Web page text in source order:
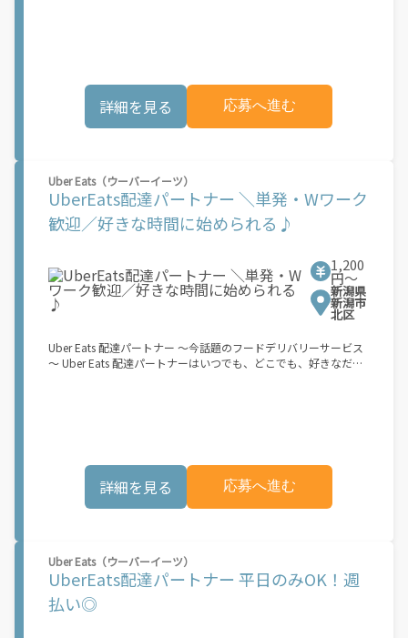
くても問題ありません！ ★自分の自転車・原付バイク(125cc以
下)・軽貨物車両でOK！ ★私服でOK！ ＼万がイチという時も安
心！事故の時は安心の傷害補償！／ 必要なのは【自転車】と【ス
つでも 好きな時間＝稼ぐ時間に！ 家事や授業、サークル活動な
ど忙しいからこそ、空いた時間を有効活用！自分にあったスタイ
ルで稼働できます。 「休日に１時間だけ…！」 「予定がなくなっ
たから今日稼ぐか...！」 時間も場所も自分次第！ 【原付（125cc
ですが、その場合は...】 事業用ナンバー（軽自動車の場合は黒ナ
ンバー、バイクの場合は緑ナンバー）が必要になります。 ※稼働
できるのは、あなたの街で Uber Eats のサービスが開始してから
になります。サービス開始日は、アカウント作成後に配信される
ス開始に向けた準備を進めており、現在、配達パートナー希望者
に対してプラットフォームへの事前登録の機会を提供していま
詳細を見る 応募へ進む
Uber Eats（ウーバーイーツ）
UberEats配達パートナー ＼単発・Wワーク
歓迎／好きな時間に始められる♪
1,200
円〜
新潟県
新潟市
北区
Uber Eats 配達パートナー ～今話題のフードデリバリーサービス
～ Uber Eats 配達パートナーはいつでも、どこでも、好きなだけ
くても問題ありません！ ★自分の自転車・原付バイク(125cc以
下)・軽貨物車両でOK！ ★私服でOK！ ＼万がイチという時も安
心！事故の時は安心の傷害補償！／ 必要なのは【自転車】と【ス
\"\"がいつでも 好きな時間＝稼ぐ時間に！ 家事や授業、サークル
活動など忙しいからこそ、空いた時間を有効活用！自分にあった
スタイルで稼働できます。 「休日に１時間だけ…！」 「予定がな
くなったから今日稼ぐか...！」 時間も場所も自分次第！ 【原付
詳細を見る 応募へ進む
Uber Eats（ウーバーイーツ）
UberEats配達パートナー 平日のみOK！週
払い◎